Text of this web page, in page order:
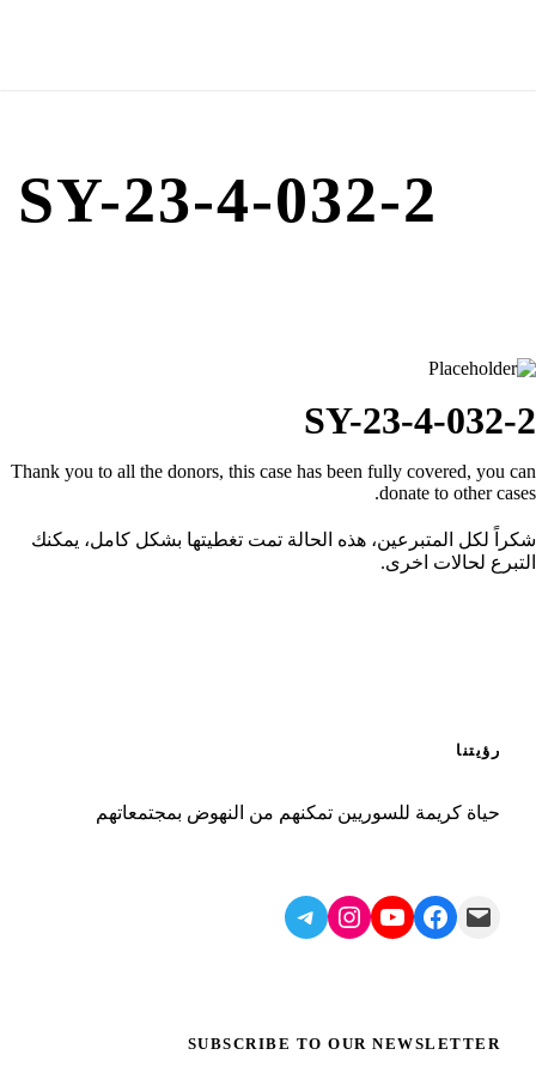
SY-23-4-032-2
SY-23-4-032-2
Thank you to all the donors, this case has been fully covered, you can
donate to other cases.
شكراً لكل المتبرعين، هذه الحالة تمت تغطيتها بشكل كامل، يمكنك
التبرع لحالات اخرى.
رؤيتنا
حياة كريمة للسوريين تمكنهم من النهوض بمجتمعاتهم
Mail
Facebook
YouTube
Instagram
Telegram
SUBSCRIBE TO OUR NEWSLETTER